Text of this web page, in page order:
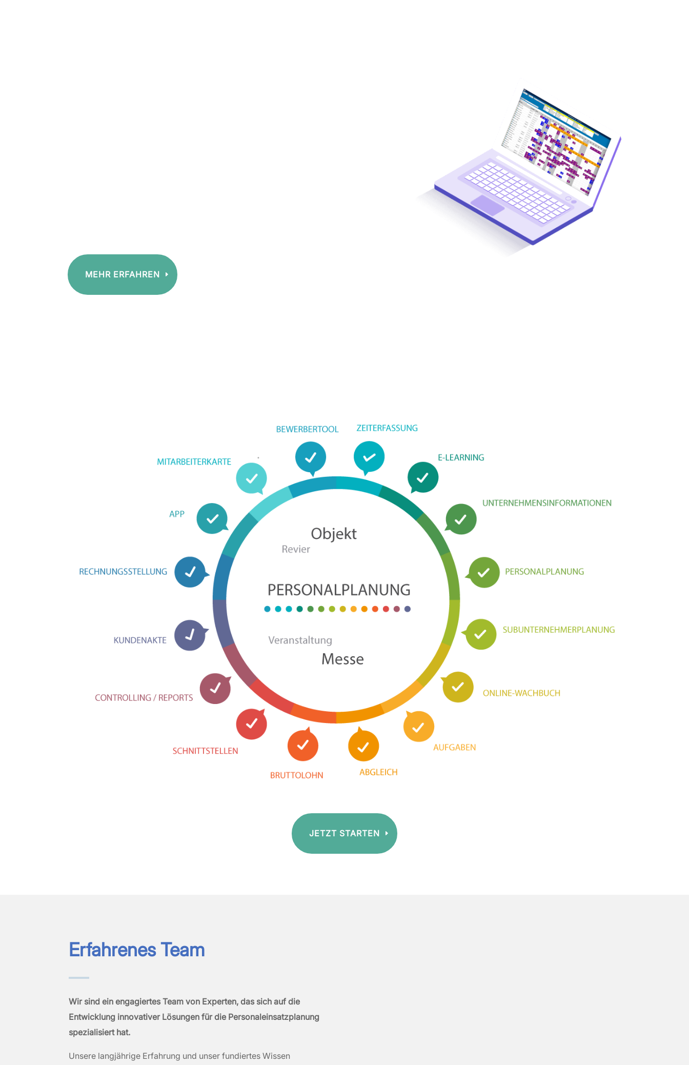
MEHR ERFAHREN
JETZT STARTEN
Erfahrenes Team
Wir sind ein engagiertes Team von Experten, das sich auf die
Entwicklung innovativer Lösungen für die Personaleinsatzplanung
spezialisiert hat.
Unsere langjährige Erfahrung und unser fundiertes Wissen